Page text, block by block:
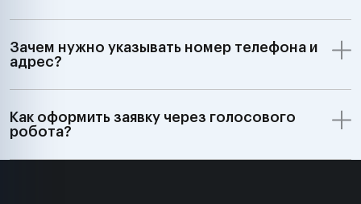
Зачем нужно указывать номер телефона и
адрес?
Как оформить заявку через голосового
робота?